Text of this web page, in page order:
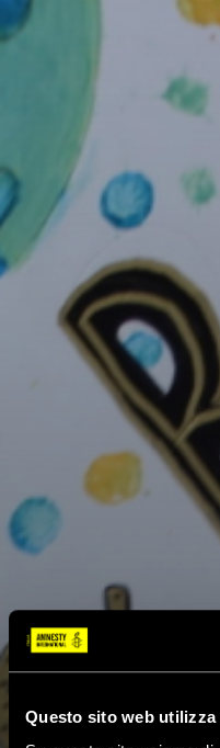
Questo sito web utilizza